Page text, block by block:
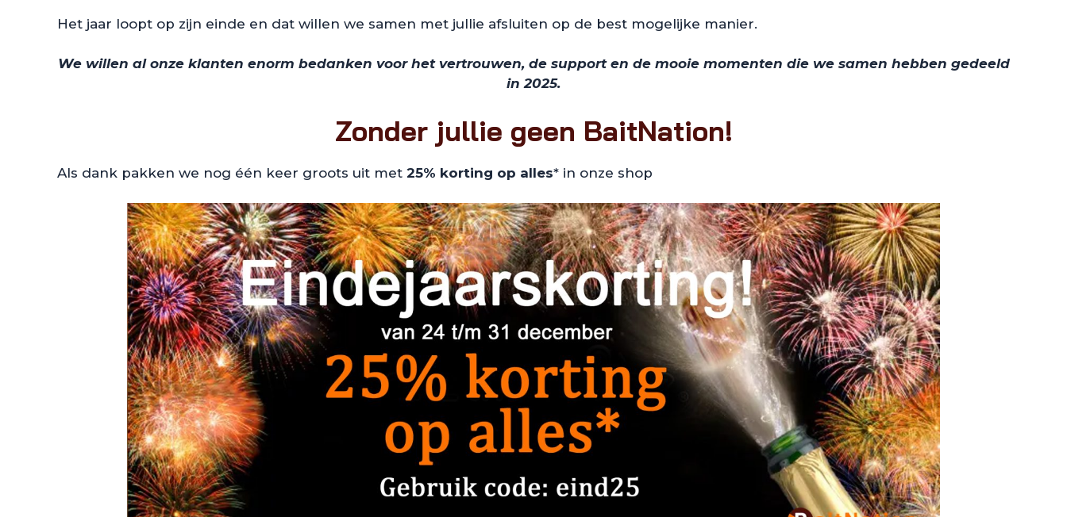
Het jaar loopt op zijn einde en dat willen we samen met jullie afsluiten op de best mogelijke manier.
We willen al onze klanten enorm bedanken voor het vertrouwen, de support en de mooie momenten die we samen hebben gedeeld
in 2025.
Zonder jullie geen BaitNation!
Als dank pakken we nog één keer groots uit met 25% korting op alles* in onze shop